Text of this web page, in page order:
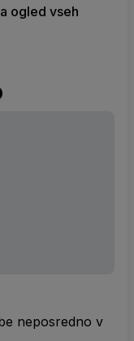
ogled vseh
neposredno v